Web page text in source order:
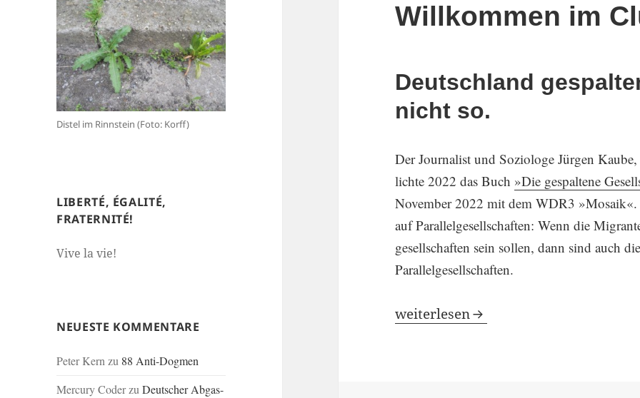
Distel im Rinnstein (Foto: Korff)
LIBERTÉ, ÉGALITÉ,
FRATERNITÉ!
Vive la vie!
NEUESTE KOMMENTARE
Peter Kernzu 88 Anti-Dogmen
Mercury CoderzuDeutscher Abgas-
Willkommen im
Deutschland
nicht so.
Der Journa­list und Sozio­loge Jürgen
lichte 2022 das Buch »Die gespal­tene
November 2022 mit dem WDR3 »Mosaik«.
auf Paral­lel­ge­sell­schaften: Wenn die
ge­sell­schaften sein sollen, dann sind auch
Parallelgesell­schaften.
Du auch Paral­lel­ge­sell­schaft?
weiter­lesen